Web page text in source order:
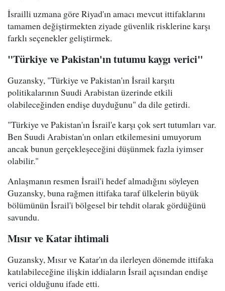
İsrailli uzmana göre Riyad'ın amacı mevcut ittifaklarını
tamamen değiştirmekten ziyade güvenlik risklerine karşı
farklı seçenekler geliştirmek.
"Türkiye ve Pakistan'ın tutumu kaygı verici"
Guzansky, "Türkiye ve Pakistan'ın İsrail karşıtı
politikalarının Suudi Arabistan üzerinde etkili
olabileceğinden endişe duyduğunu" da dile getirdi.
"Türkiye ve Pakistan'ın İsrail'e karşı çok sert tutumları var.
Ben Suudi Arabistan'ın onları etkilemesini umuyorum
ancak bunun gerçekleşeceğini düşünmek fazla iyimser
olabilir."
Anlaşmanın resmen İsrail'i hedef almadığını söyleyen
Guzansky, buna rağmen ittifaka taraf ülkelerin büyük
bölümünün İsrail'i bölgesel bir tehdit olarak gördüğünü
savundu.
Mısır ve Katar ihtimali
Guzansky, Mısır ve Katar'ın da ilerleyen dönemde ittifaka
katılabileceğine ilişkin iddiaların İsrail açısından endişe
verici olduğunu ifade etti.